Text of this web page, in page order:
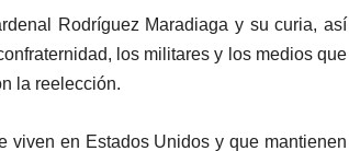
Rodríguez Maradiaga y su curia, así
los militares y los medios que
la reelección.
viven en Estados Unidos y que mantienen